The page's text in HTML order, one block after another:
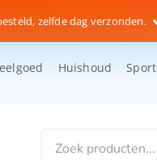
zelfde dag verzonden.
Huishoud Sport